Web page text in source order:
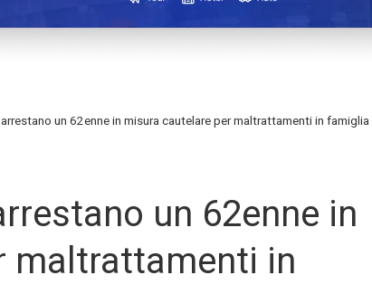
un 62enne in misura cautelare per maltrattamenti in famiglia
un 62enne in
maltrattamenti in